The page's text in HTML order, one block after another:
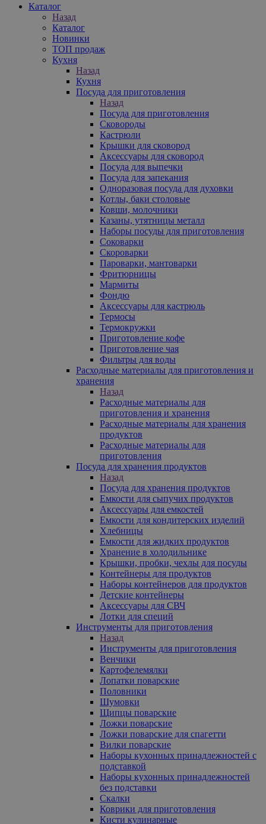
Каталог
Назад
Каталог
Новинки
ТОП продаж
Кухня
Назад
Кухня
Посуда для приготовления
Назад
Посуда для приготовления
Сковороды
Кастрюли
Крышки для сковород
Аксессуары для сковород
Посуда для выпечки
Посуда для запекания
Одноразовая посуда для духовки
Котлы, баки столовые
Ковши, молочники
Казаны, утятницы металл
Наборы посуды для приготовления
Соковарки
Скороварки
Пароварки, мантоварки
Фритюрницы
Мармиты
Фондю
Аксессуары для кастрюль
Термосы
Термокружки
Приготовление кофе
Приготовление чая
Фильтры для воды
Расходные материалы для приготовления и
хранения
Назад
Расходные материалы для
приготовления и хранения
Расходные материалы для хранения
продуктов
Расходные материалы для
приготовления
Посуда для хранения продуктов
Назад
Посуда для хранения продуктов
Емкости для сыпучих продуктов
Аксессуары для емкостей
Емкости для кондитерских изделий
Хлебницы
Емкости для жидких продуктов
Хранение в холодильнике
Крышки, пробки, чехлы для посуды
Контейнеры для продуктов
Наборы контейнеров для продуктов
Детские контейнеры
Аксессуары для СВЧ
Лотки для специй
Инструменты для приготовления
Назад
Инструменты для приготовления
Венчики
Картофелемялки
Лопатки поварские
Половники
Шумовки
Щипцы поварские
Ложки поварские
Ложки поварские для спагетти
Вилки поварские
Наборы кухонных принадлежностей с
подставкой
Наборы кухонных принадлежностей
без подставки
Скалки
Коврики для приготовления
Кисти кулинарные